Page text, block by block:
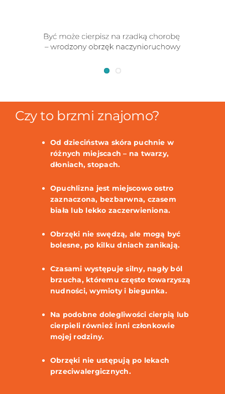
Czy to brzmi znajomo?
Od dzieciństwa skóra puchnie w
różnych miejscach – na twarzy,
dłoniach, stopach.
Opuchlizna jest miejscowo ostro
zaznaczona, bezbarwna, czasem
biała lub lekko zaczerwieniona.
Obrzęki nie swędzą, ale mogą być
bolesne, po kilku dniach zanikają.
Czasami występuje silny, nagły ból
brzucha, któremu często towarzyszą
nudności, wymioty i biegunka.
Na podobne dolegliwości cierpią lub
cierpieli również inni członkowie
mojej rodziny.
Obrzęki nie ustępują po lekach
przeciwalergicznych.